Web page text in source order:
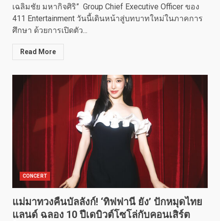
เฉลิมชัย มหากิจศิริ” Group Chief Executive Officer ของ
411 Entertainment วันนี้เดินหน้าสู่บทบาทใหม่ในภาคการ
ศึกษา ด้วยการเปิดตัว...
Read More
CONCERT
แม่มาทวงคืนบัลลังก์! ‘ทิฟฟานี ยัง’ ปักหมุดไทย
แลนด์ ฉลอง 10 ปีเดบิวต์โซโล่กับคอนเสิร์ต